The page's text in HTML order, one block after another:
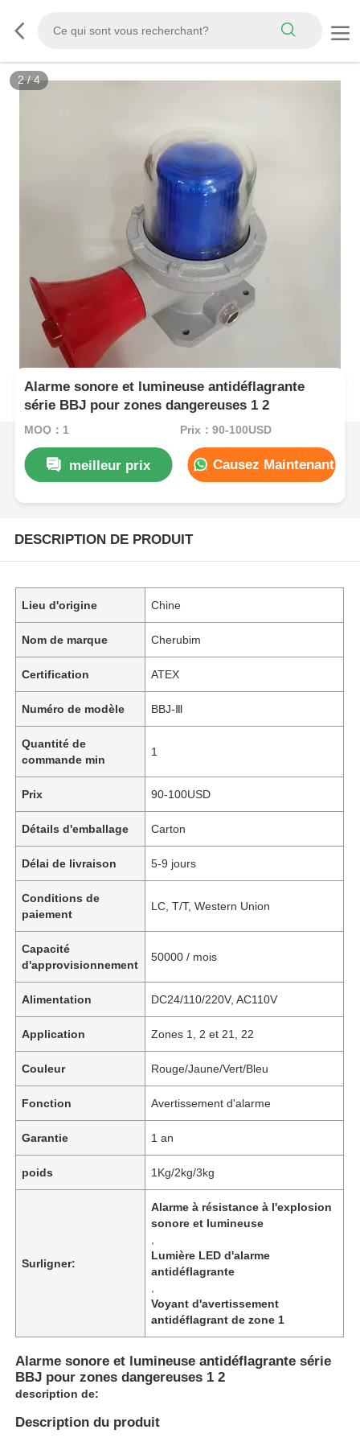
2/4
Alarme sonore et lumineuse antidéflagrante
série BBJ pour zones dangereuses 1 2
MOQ：1 Prix：90-100USD
meilleur prix Causez Maintenant
DESCRIPTION DE PRODUIT
Lieu d'origine Chine
Nom de marque Cherubim
Certification ATEX
Numéro de modèle BBJ-Ⅲ
Quantité de
commande min
1
Prix 90-100USD
Détails d'emballage Carton
Délai de livraison 5-9 jours
Conditions de
paiement
LC, T/T, Western Union
Capacité
d'approvisionnement
50000 / mois
Alimentation DC24/110/220V, AC110V
Application Zones 1, 2 et 21, 22
Couleur Rouge/Jaune/Vert/Bleu
Fonction Avertissement d'alarme
Garantie 1 an
poids 1Kg/2kg/3kg
Surligner:
Alarme à résistance à l'explosion
sonore et lumineuse
Lumière LED d'alarme
antidéflagrante
Voyant d'avertissement
antidéflagrant de zone 1
Alarme sonore et lumineuse antidéflagrante série
BBJ pour zones dangereuses 1 2
description de:
Description du produit